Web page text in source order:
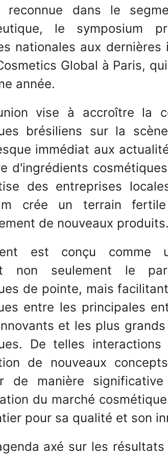
reconnue dans le
le symposium
nationales aux dernières
Global à Paris,
année.
vise à accroître la
brésiliens sur la
immédiat aux
d'ingrédients
des entreprises
crée un terrain
de nouveaux produits.
est conçu comme
non seulement le
de pointe, mais
entre les principales
et les plus
De telles
de nouveaux
de manière
du marché
pour sa qualité et son
axé sur les